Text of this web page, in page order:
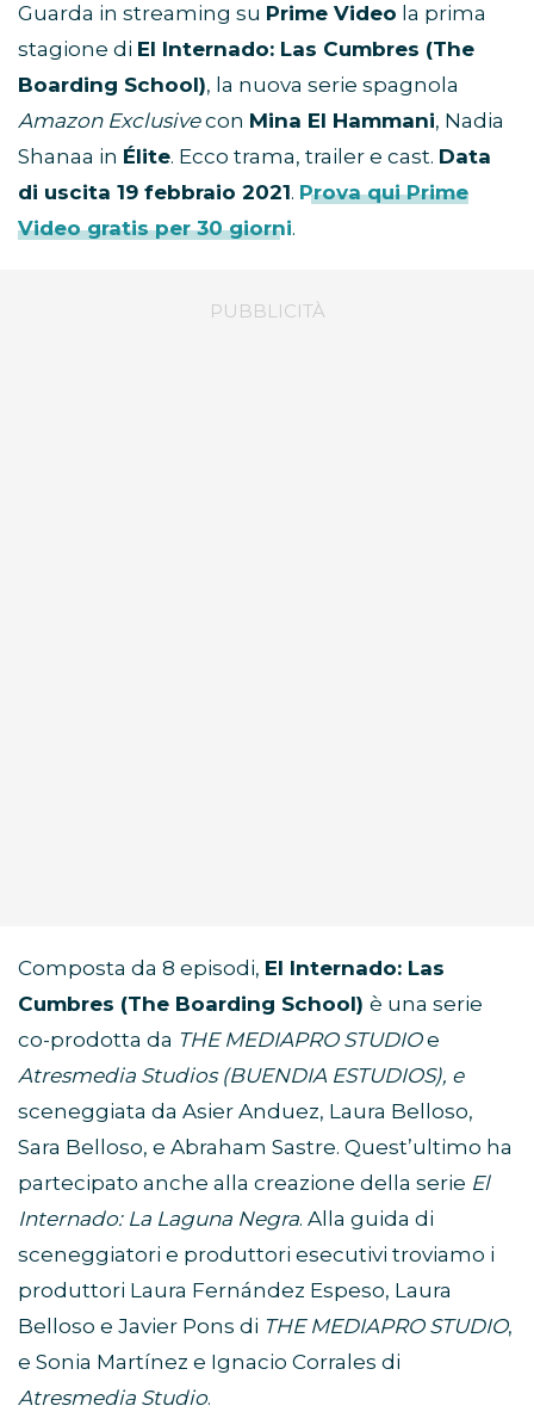
Guarda in streaming su Prime Video la prima
stagione di El Internado: Las Cumbres (The
Boarding School), la nuova serie spagnola
Amazon Exclusivecon Mina El Hammani, Nadia
Shanaa in Élite. Ecco trama, trailer e cast. Data
di uscita 19 febbraio 2021. Prova qui Prime
Video gratis per 30 giorni.
Composta da 8 episodi, El Internado: Las
Cumbres (The Boarding School) è una serie
co-prodotta da THE MEDIAPRO STUDIOe
Atresmedia Studios (BUENDIA ESTUDIOS), e
sceneggiata da Asier Anduez, Laura Belloso,
Sara Belloso, e Abraham Sastre. Quest’ultimo ha
partecipato anche alla creazione della serie El
Internado: La Laguna Negra. Alla guida di
sceneggiatori e produttori esecutivi troviamo i
produttori Laura Fernández Espeso, Laura
Belloso e Javier Pons di THE MEDIAPRO STUDIO,
e Sonia Martínez e Ignacio Corrales di
Atresmedia Studio.